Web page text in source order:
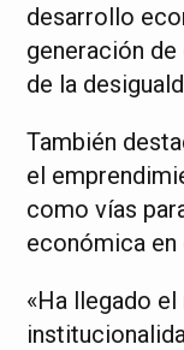
desarrollo
generación
de la
También
el
como vías
económica en
«Ha llegado